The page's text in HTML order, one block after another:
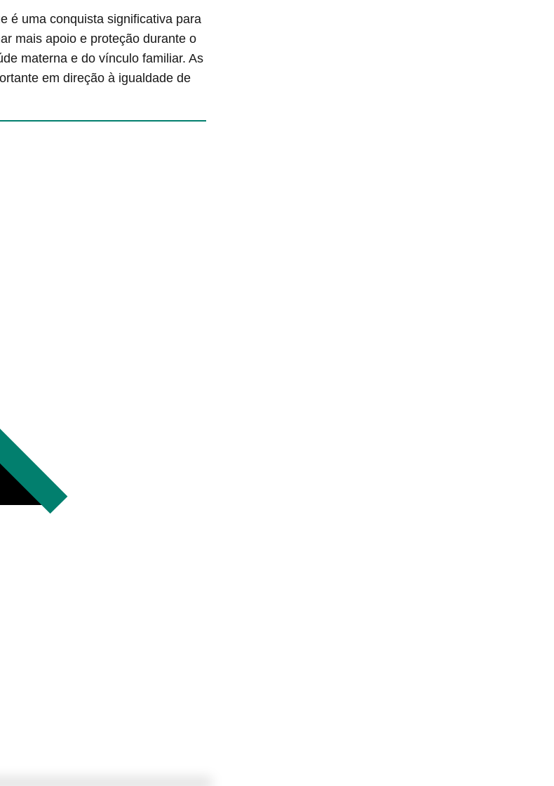
é uma conquista significativa para
mais apoio e proteção durante o
materna e do vínculo familiar. As
em direção à igualdade de